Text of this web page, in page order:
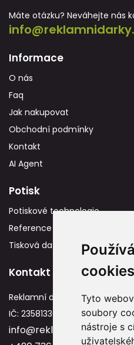
cookies
Tyto
soubory
nástroje s
Máte otázku? Neváhejte nás
Informace
O nás
Faq
Jak nakupovat
Obchodní podmínky
Kontakt
AI Agent
Potisk
Potiskové technologie
Reference
Tisková data
Kontakt
Reklamní dárky
IČ: 23581336
info@reklamnidarky.cz